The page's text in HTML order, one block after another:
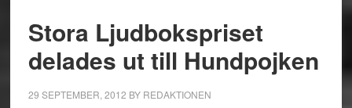
Stora Ljudbokspriset
delades ut till Hundpojken
29 SEPTEMBER, 2012 BY REDAKTIONEN